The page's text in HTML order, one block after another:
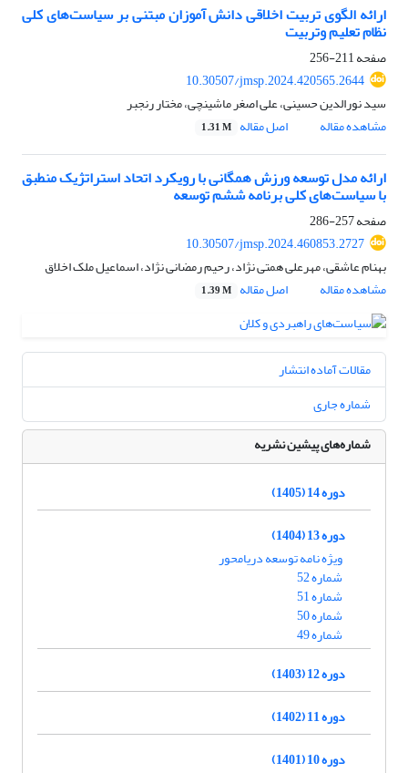
ارائه الگوی تربیت اخلاقی دانش آموزان مبتنی بر سیاست‌های کلی
نظام تعلیم وتربیت
صفحه211-256
10.30507/jmsp.2024.420565.2644
سید نورالدین حسینی، علی اصغر ماشینچی، مختار رنجبر
مشاهده مقاله
اصل مقاله 1.31 M
ارائه مدل توسعه ورزش همگانی با رویکرد اتحاد استراتژیک منطبق
با سیاست‌های کلی برنامه ششم توسعه
صفحه257-286
10.30507/jmsp.2024.460853.2727
بهنام عاشقی، مهرعلی همتی نژاد، رحیم رمضانی نژاد، اسماعیل ملک اخلاق
مشاهده مقاله
اصل مقاله 1.39 M
مقالات آماده انتشار
شماره جاری
شماره‌های پیشین نشریه
دوره 14 (1405)
دوره 13 (1404)
ویژه نامه توسعه دریامحور
شماره 52
شماره 51
شماره 50
شماره 49
دوره 12 (1403)
دوره 11 (1402)
دوره 10 (1401)